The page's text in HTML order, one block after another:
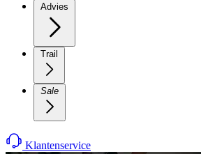
Advies
Trail
Sale
Klantenservice